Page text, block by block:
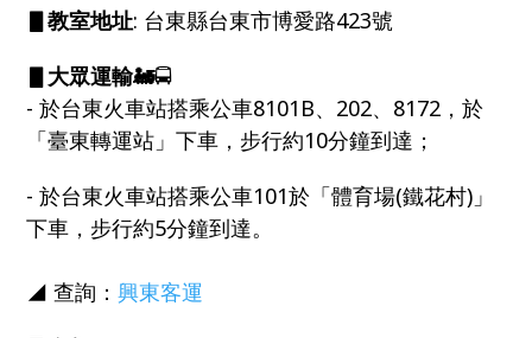
▋教室地址: 台東縣台東市博愛路423號
▋大眾運輸🚂🚍
- 於台東火車站搭乘公車8101B、202、8172，於
「臺東轉運站」下車，步行約10分鐘到達；
- 於台東火車站搭乘公車101於「體育場(鐵花村)」
下車，步行約5分鐘到達。
◢ 查詢：興東客運